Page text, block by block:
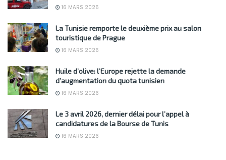
16 MARS 2026
La Tunisie remporte le deuxième prix au salon
touristique de Prague
16 MARS 2026
Huile d’olive: l’Europe rejette la demande
d’augmentation du quota tunisien
16 MARS 2026
Le 3 avril 2026, dernier délai pour l’appel à
candidatures de la Bourse de Tunis
16 MARS 2026